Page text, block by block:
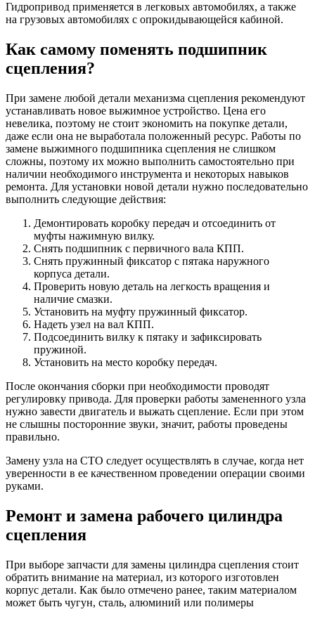
Гидропривод применяется в легковых автомобилях, а также
на грузовых автомобилях с опрокидывающейся кабиной.
Как самому поменять подшипник
сцепления?
При замене любой детали механизма сцепления рекомендуют
устанавливать новое выжимное устройство. Цена его
невелика, поэтому не стоит экономить на покупке детали,
даже если она не выработала положенный ресурс. Работы по
замене выжимного подшипника сцепления не слишком
сложны, поэтому их можно выполнить самостоятельно при
наличии необходимого инструмента и некоторых навыков
ремонта. Для установки новой детали нужно последовательно
выполнить следующие действия:
Демонтировать коробку передач и отсоединить от
муфты нажимную вилку.
Снять подшипник с первичного вала КПП.
Снять пружинный фиксатор с пятака наружного
корпуса детали.
Проверить новую деталь на легкость вращения и
наличие смазки.
Установить на муфту пружинный фиксатор.
Надеть узел на вал КПП.
Подсоединить вилку к пятаку и зафиксировать
пружиной.
Установить на место коробку передач.
После окончания сборки при необходимости проводят
регулировку привода. Для проверки работы замененного узла
нужно завести двигатель и выжать сцепление. Если при этом
не слышны посторонние звуки, значит, работы проведены
правильно.
Замену узла на СТО следует осуществлять в случае, когда нет
уверенности в ее качественном проведении операции своими
руками.
Ремонт и замена рабочего цилиндра
сцепления
При выборе запчасти для замены цилиндра сцепления стоит
обратить внимание на материал, из которого изготовлен
корпус детали. Как было отмечено ранее, таким материалом
может быть чугун, сталь, алюминий или полимеры